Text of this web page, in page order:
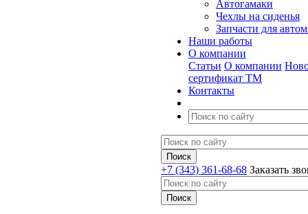
Автогамаки
Чехлы на сиденья
Запчасти для
Наши работы
О компании
Статьи О компании
сертификат ТМ
Контакты
+7 (343) 361-68-68 Заказать